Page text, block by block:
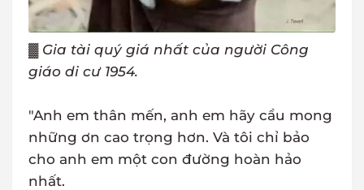
▓ Gia tài quý giá nhất của người Công
giáo di cư 1954.
"Anh em thân mến, anh em hãy cầu mong
những ơn cao trọng hơn. Và tôi chỉ bảo
cho anh em một con đường hoàn hảo
nhất.